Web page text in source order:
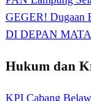
GEGER! Dugaan
DI DEPAN
Hukum dan
KPI Cabang